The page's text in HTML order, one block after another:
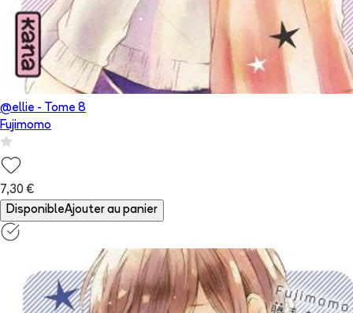
@ellie - Tome 8
Fujimomo
7,30 €
DisponibleAjouter au panier